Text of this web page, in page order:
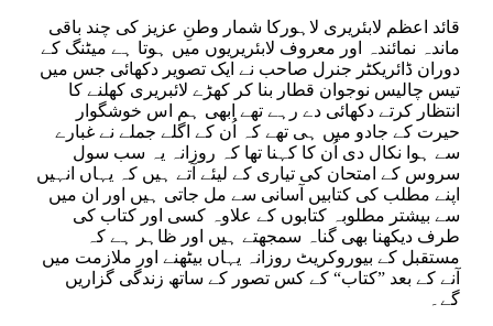
قائد اعظم لابئریری لاہورکا شمار وطنِ عزیز کی چند باقی
ماندہ نمائندہ اور معروف لابئریریوں میں ہوتا ہے میٹنگ کے
دوران ڈائریکٹر جنرل صاحب نے ایک تصویر دکھائی جس میں
تیس چالیس نوجوان قطار بنا کر کھڑے لائبریری کھلنے کا
انتظار کرتے دکھائی دے رہے تھے ابھی ہم اس خوشگوار
حیرت کے جادو میں ہی تھے کہ اُن کے اگلے جملے نے غبارے
سے ہوا نکال دی اُن کا کہنا تھا کہ روزانہ یہ سب سول
سروس کے امتحان کی تیاری کے لیئے آتے ہیں کہ یہاں انہیں
اپنے مطلب کی کتابیں آسانی سے مل جاتی ہیں اور ان میں
سے بیشتر مطلوبہ کتابوں کے علاوہ کسی اور کتاب کی
طرف دیکھنا بھی گناہ سمجھتے ہیں اور ظاہر ہے کہ
مستقبل کے بیوروکریٹ روزانہ یہاں بیٹھنے اور ملازمت میں
آنے کے بعد ”کتاب“ کے کس تصور کے ساتھ زندگی گزاریں
گے۔